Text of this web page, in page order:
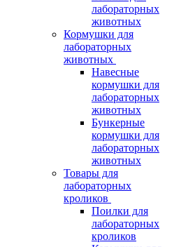
лабораторных
животных
Кормушки для
лабораторных
животных
Навесные
кормушки для
лабораторных
животных
Бункерные
кормушки для
лабораторных
животных
Товары для
лабораторных
кроликов
Поилки для
лабораторных
кроликов